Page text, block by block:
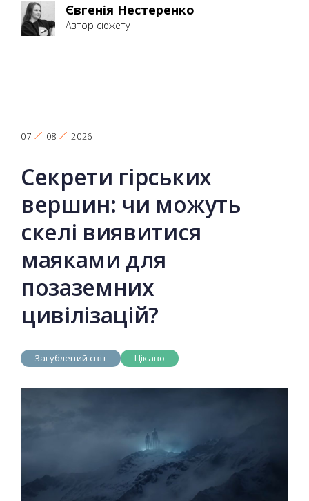
Євгенія Нестеренко
Автор сюжету
07 08 2026
Секрети гірських
вершин: чи можуть
скелі виявитися
маяками для
позаземних
цивілізацій?
Загублений світ Цікаво